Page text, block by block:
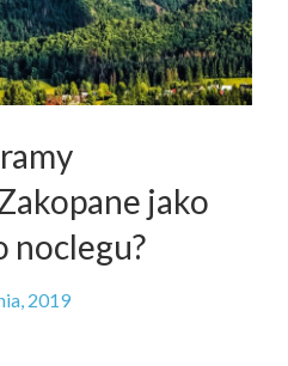
jako
noclegu?
2019